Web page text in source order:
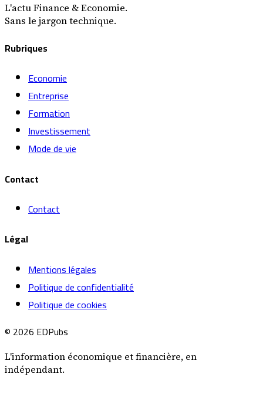
L'actu Finance & Economie.
Sans le jargon technique.
Rubriques
Economie
Entreprise
Formation
Investissement
Mode de vie
Contact
Contact
Légal
Mentions légales
Politique de confidentialité
Politique de cookies
© 2026 EDPubs
L'information économique et financière, en
indépendant.